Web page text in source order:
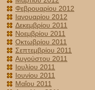
Φεβρουαρίου 2012
Ιανουαρίου 2012
Δεκεμβρίου 2011
Νοεμβρίου 2011
Οκτωβρίου 2011
Σεπτεμβρίου 2011
Αυγούστου 2011
Ιουλίου 2011
Ιουνίου 2011
Μαΐου 2011